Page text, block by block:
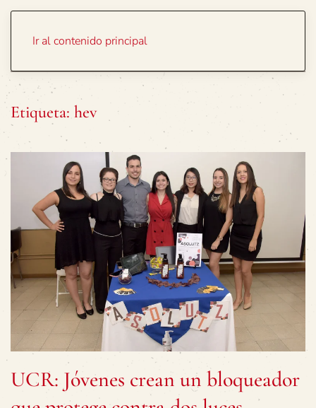
Ir al contenido principal
Etiqueta: hev
UCR: Jóvenes crean un bloqueador